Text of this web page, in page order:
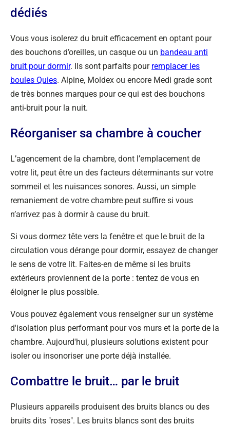
dédiés
Vous vous isolerez du bruit efficacement en optant pour
des bouchons d’oreilles, un casque ou un bandeau anti
bruit pour dormir. Ils sont parfaits pour remplacer les
boules Quies. Alpine, Moldex ou encore Medi grade sont
de très bonnes marques pour ce qui est des bouchons
anti-bruit pour la nuit.
Réorganiser sa chambre à coucher
L’agencement de la chambre, dont l’emplacement de
votre lit, peut être un des facteurs déterminants sur votre
sommeil et les nuisances sonores. Aussi, un simple
remaniement de votre chambre peut suffire si vous
n’arrivez pas à dormir à cause du bruit.
Si vous dormez tête vers la fenêtre et que le bruit de la
circulation vous dérange pour dormir, essayez de changer
le sens de votre lit. Faites-en de même si les bruits
extérieurs proviennent de la porte : tentez de vous en
éloigner le plus possible.
Vous pouvez également vous renseigner sur un système
d'isolation plus performant pour vos murs et la porte de la
chambre. Aujourd'hui, plusieurs solutions existent pour
isoler ou insonoriser une porte déjà installée.
Combattre le bruit… par le bruit
Plusieurs appareils produisent des bruits blancs ou des
bruits dits "roses". Les bruits blancs sont des bruits